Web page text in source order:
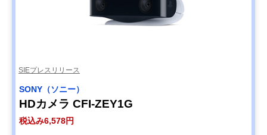
SIEプレスリリース
SONY（ソニー）
HDカメラ CFI-ZEY1G
税込み6,578円